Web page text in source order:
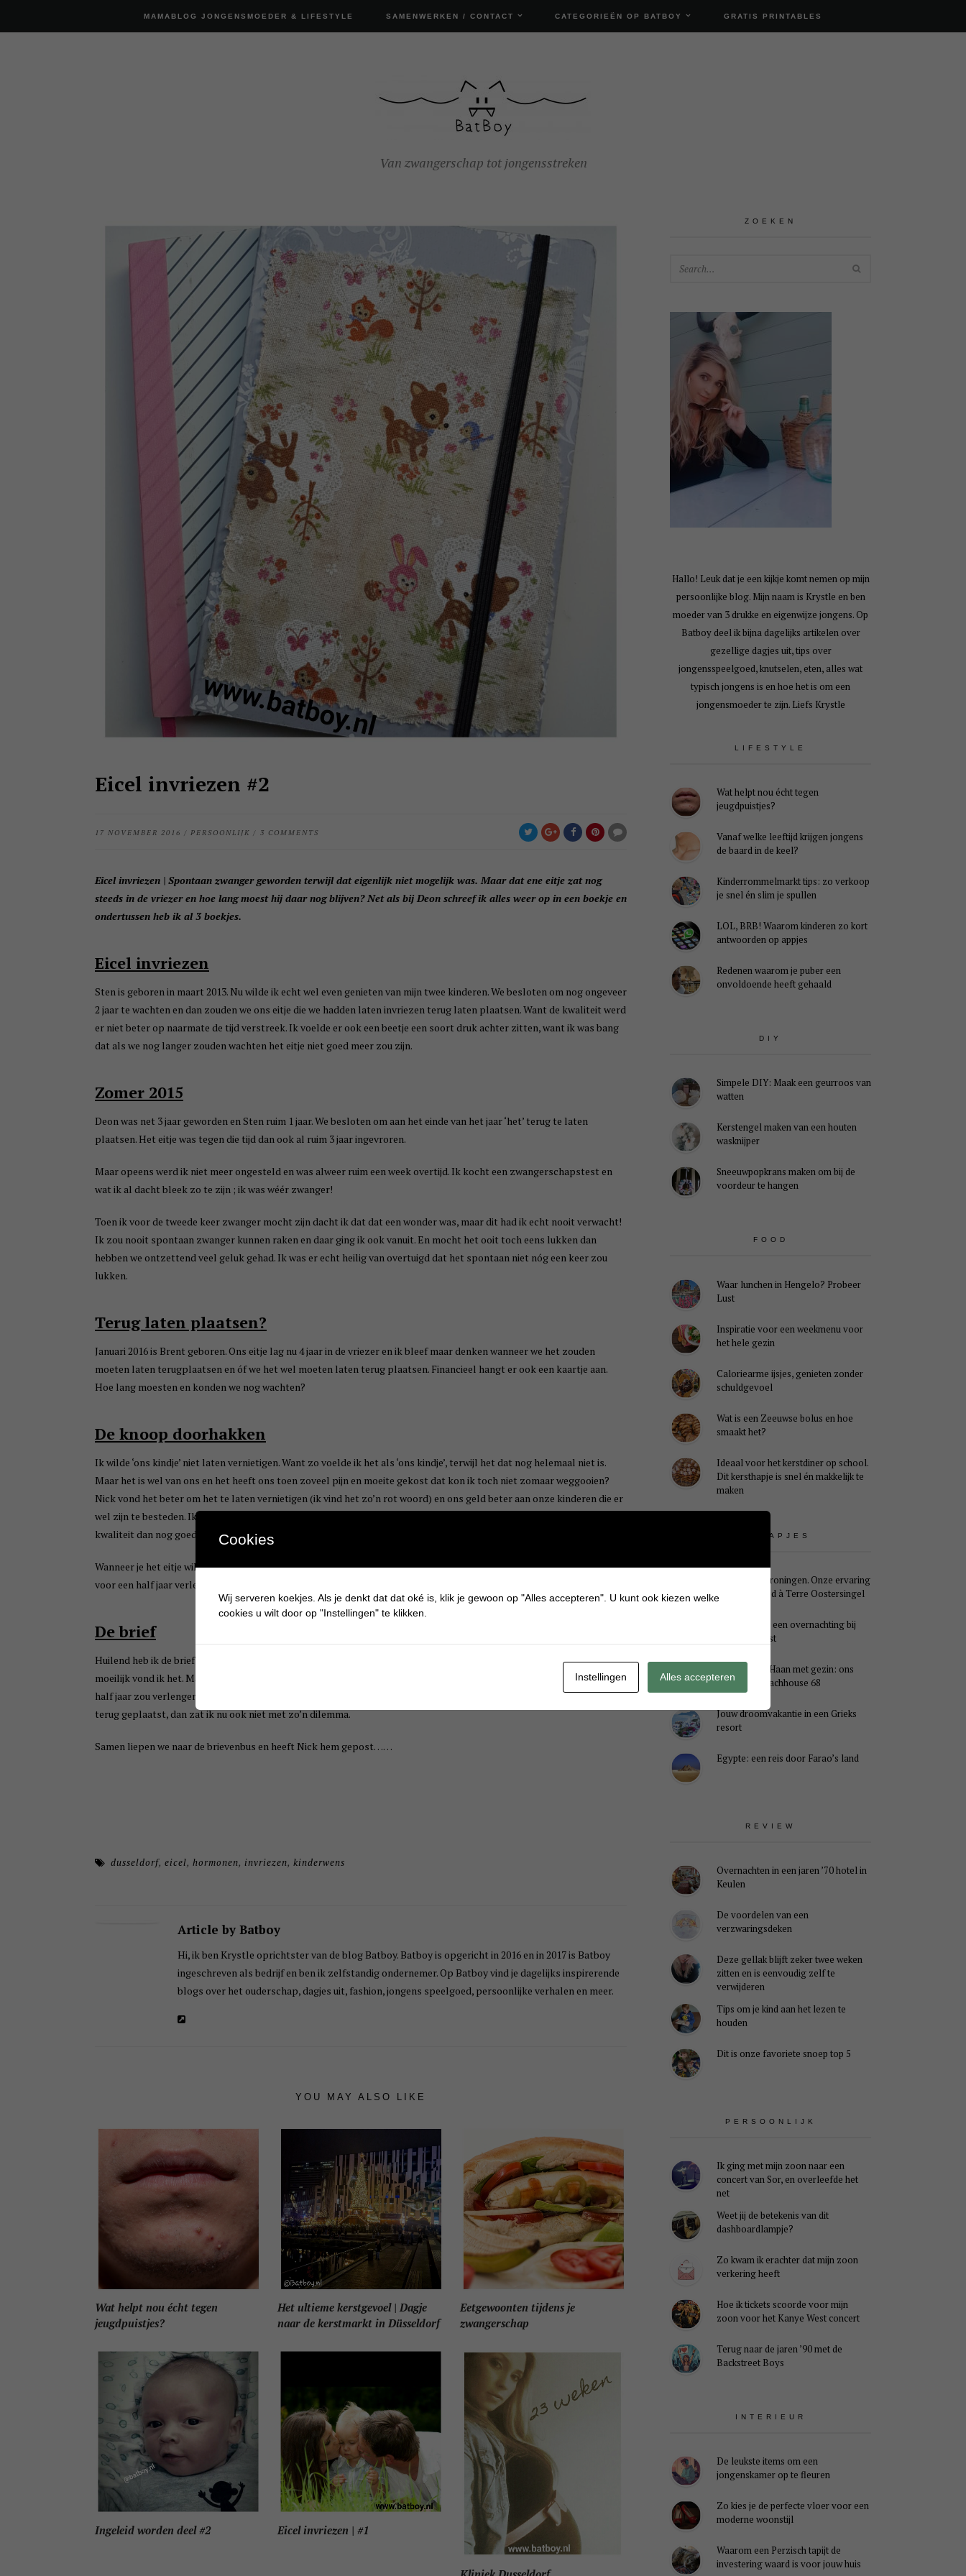
MAMABLOG JONGENSMOEDER & LIFESTYLE SAMENWERKEN / CONTACT CATEGORIEËN OP BATBOY GRATIS PRINTABLES
Van zwangerschap tot jongensstreken
Eicel invriezen #2
17 NOVEMBER 2016 / PERSOONLIJK / 3 COMMENTS
Eicel invriezen | Spontaan zwanger geworden terwijl dat eigenlijk niet mogelijk was. Maar dat ene eitje zat nog
steeds in de vriezer en hoe lang moest hij daar nog blijven? Net als bij Deon schreef ik alles weer op in een boekje en
ondertussen heb ik al 3 boekjes.
Eicel invriezen
Sten is geboren in maart 2013. Nu wilde ik echt wel even genieten van mijn twee kinderen. We besloten om nog ongeveer
2 jaar te wachten en dan zouden we ons eitje die we hadden laten invriezen terug laten plaatsen. Want de kwaliteit werd
er niet beter op naarmate de tijd verstreek. Ik voelde er ook een beetje een soort druk achter zitten, want ik was bang
dat als we nog langer zouden wachten het eitje niet goed meer zou zijn.
Zomer 2015
Deon was net 3 jaar geworden en Sten ruim 1 jaar. We besloten om aan het einde van het jaar ‘het’ terug te laten
plaatsen. Het eitje was tegen die tijd dan ook al ruim 3 jaar ingevroren.
Maar opeens werd ik niet meer ongesteld en was alweer ruim een week overtijd. Ik kocht een zwangerschapstest en
wat ik al dacht bleek zo te zijn ; ik was wéér zwanger!
Toen ik voor de tweede keer zwanger mocht zijn dacht ik dat dat een wonder was, maar dit had ik echt nooit verwacht!
Ik zou nooit spontaan zwanger kunnen raken en daar ging ik ook vanuit. En mocht het ooit toch eens lukken dan
hebben we ontzettend veel geluk gehad. Ik was er echt heilig van overtuigd dat het spontaan niet nóg een keer zou
lukken.
Terug laten plaatsen?
Januari 2016 is Brent geboren. Ons eitje lag nu 4 jaar in de vriezer en ik bleef maar denken wanneer we het zouden
moeten laten terugplaatsen en óf we het wel moeten laten terug plaatsen. Financieel hangt er ook een kaartje aan.
Hoe lang moesten en konden we nog wachten?
De knoop doorhakken
Ik wilde ‘ons kindje’ niet laten vernietigen. Want zo voelde ik het als ‘ons kindje’, terwijl het dat nog helemaal niet is.
Maar het is wel van ons en het heeft ons toen zoveel pijn en moeite gekost dat kon ik toch niet zomaar weggooien?
Nick vond het beter om het te laten vernietigen (ik vind het zo’n rot woord) en ons geld beter aan onze kinderen die er
wel zijn te besteden. Ik wilde niet direct weer zwanger zijn en als het eitje dan 6 jaar is ingevroren wie zegt dat de
kwaliteit dan nog goed is?
Wanneer je het eitje wilt laten vernietigen moet je dit schriftelijk 3 maand van tevoren doen. We hadden het net weer
voor een half jaar verlengd dus kon ik er nog eerst even over nadenken.
De brief
Huilend heb ik de brief geschreven, maar deed hem nog niet op de post. Ik heb er nachten wakker van gelegen, want zo
moeilijk vond ik het. Maar de tijd begon te dringen en ik moest beslissen of ik de brief op de post deed óf weer voor een
half jaar zou verlengen. Ik voelde me zo schuldig toen ik de brief schreef. Waarom hebben ze alle 3 de eitjes ook niet
terug geplaatst, dan zat ik nu ook niet met zo’n dilemma.
Samen liepen we naar de brievenbus en heeft Nick hem gepost……
dusseldorf,eicel,hormonen, invriezen,kinderwens
Article by Batboy
Hi, ik ben Krystle oprichtster van de blog Batboy. Batboy is opgericht in 2016 en in 2017 is Batboy
ingeschreven als bedrijf en ben ik zelfstandig ondernemer. Op Batboy vind je dagelijks inspirerende
blogs over het ouderschap, dagjes uit, fashion, jongens speelgoed, persoonlijke verhalen en meer.
YOU MAY ALSO LIKE
Wat helpt nou écht tegen
jeugdpuistjes?
Het ultieme kerstgevoel | Dagje
naar de kerstmarkt in Düsseldorf
Eetgewoonten tijdens je
zwangerschap
Ingeleid worden deel #2 Eicel invriezen | #1
ZOEKEN
Hallo! Leuk dat je een kijkje komt nemen op mijn
persoonlijke blog. Mijn naam is Krystle en ben
moeder van 3 drukke en eigenwijze jongens. Op
Batboy deel ik bijna dagelijks artikelen over
gezellige dagjes uit, tips over
jongensspeelgoed, knutselen, eten, alles wat
typisch jongens is en hoe het is om een
jongensmoeder te zijn. Liefs Krystle
LIFESTYLE
Wat helpt nou écht tegen
jeugdpuistjes?
Vanaf welke leeftijd krijgen jongens
de baard in de keel?
Kinderrommelmarkt tips: zo verkoop
je snel én slim je spullen
LOL, BRB! Waarom kinderen zo kort
antwoorden op appjes
Redenen waarom je puber een
onvoldoende heeft gehaald
DIY
Simpele DIY: Maak een geurroos van
watten
Kerstengel maken van een houten
wasknijper
Sneeuwpopkrans maken om bij de
voordeur te hangen
FOOD
Waar lunchen in Hengelo? Probeer
Lust
Inspiratie voor een weekmenu voor
het hele gezin
Caloriearme ijsjes, genieten zonder
schuldgevoel
Wat is een Zeeuwse bolus en hoe
smaakt het?
Ideaal voor het kerstdiner op school.
Dit kersthapje is snel én makkelijk te
maken
UITSTAPJES
Weekendje Groningen. Onze ervaring
met B&B Pied à Terre Oostersingel
Genieten van een overnachting bij
B&B Landlust
Midweek De Haan met gezin: ons
verblijf in Beachhouse 68
Jouw droomvakantie in een Grieks
resort
Egypte: een reis door Farao’s land
REVIEW
Overnachten in een jaren ’70 hotel in
Keulen
De voordelen van een
verzwaringsdeken
Deze gellak blijft zeker twee weken
zitten en is eenvoudig zelf te
verwijderen
Tips om je kind aan het lezen te
houden
Dit is onze favoriete snoep top 5
PERSOONLIJK
Ik ging met mijn zoon naar een
concert van Sor, en overleefde het
net
Weet jij de betekenis van dit
dashboardlampje?
Zo kwam ik erachter dat mijn zoon
verkering heeft
Hoe ik tickets scoorde voor mijn
zoon voor het Kanye West concert
Terug naar de jaren ’90 met de
Backstreet Boys
INTERIEUR
De leukste items om een
jongenskamer op te fleuren
Zo kies je de perfecte vloer voor een
moderne woonstijl
Waarom een Perzisch tapijt de
investering waard is voor jouw huis
Cookies
Wij serveren koekjes. Als je denkt dat dat oké is, klik je gewoon op "Alles accepteren". U kunt ook kiezen welke
cookies u wilt door op "Instellingen" te klikken.
Instellingen Alles accepteren